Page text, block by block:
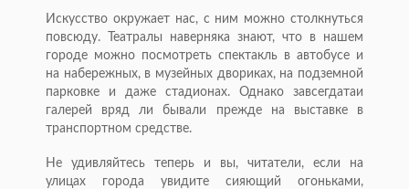
Искусство окружает нас, с ним можно столкнуться
повсюду. Театралы наверняка знают, что в нашем
городе можно посмотреть спектакль в автобусе и
на набережных, в музейных двориках, на подземной
парковке и даже стадионах. Однако завсегдатаи
галерей вряд ли бывали прежде на выставке в
транспортном средстве.
Не удивляйтесь теперь и вы, читатели, если на
улицах города увидите сияющий огоньками,